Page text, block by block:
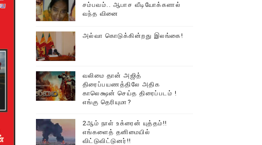
போராட்டத்தில் திரண்ட தமிழ்மக்கள்!!சம்பவம்.. ஆபாச வீடியோக்களால்
வந்த வினை
அல்வா கொடுக்கின்றது இலங்கை!
வலிமை தான் அஜித்
திரைப்பயணத்திலே அதிக
காலெக்ஷன் செய்த திரைப்படம் !
எங்கு தெரியுமா?
2ஆம் நாள் உக்ரைன் யுத்தம்!!
எங்களைத் தனிமையில்
விட்டுவிட்டுனர்!!